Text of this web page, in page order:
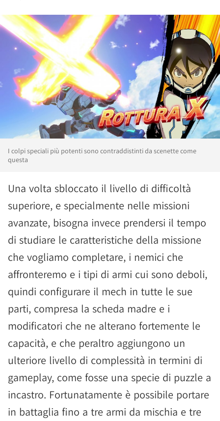
I colpi speciali più potenti sono contraddistinti da scenette come
questa
Una volta sbloccato il livello di difficoltà
superiore, e specialmente nelle missioni
avanzate, bisogna invece prendersi il tempo
di studiare le caratteristiche della missione
che vogliamo completare, i nemici che
affronteremo e i tipi di armi cui sono deboli,
quindi configurare il mech in tutte le sue
parti, compresa la scheda madre e i
modificatori che ne alterano fortemente le
capacità, e che peraltro aggiungono un
ulteriore livello di complessità in termini di
gameplay, come fosse una specie di puzzle a
incastro. Fortunatamente è possibile portare
in battaglia fino a tre armi da mischia e tre